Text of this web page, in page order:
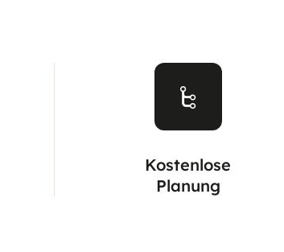
Kostenlose
Planung